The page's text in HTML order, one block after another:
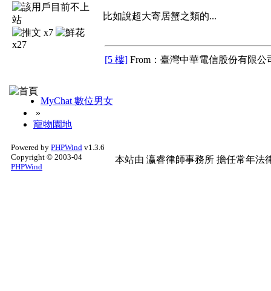
x7
x27
比如說超大寄居蟹之類的...
[5 樓] From：臺灣中華電信股份有限公
MyChat 數位男女
»
寵物園地
Powered by PHPWind v1.3.6
Copyright © 2003-04
PHPWind
本站由 瀛睿律師事務所 擔任常年法